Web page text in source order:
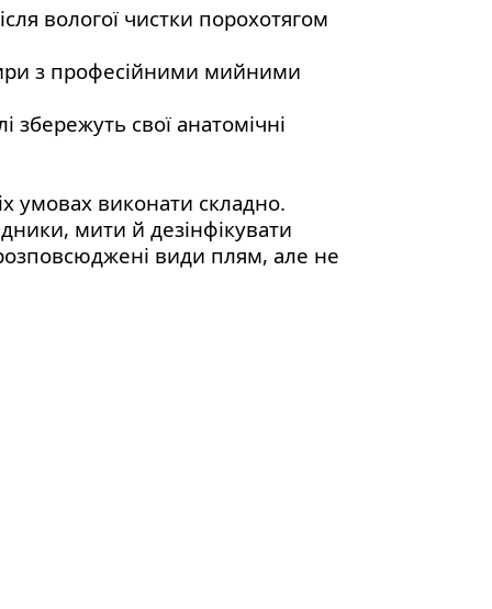
вологої чистки порохотягом
з професійними мийними
збережуть свої анатомічні
умовах виконати складно.
мити й дезінфікувати
види плям, але не